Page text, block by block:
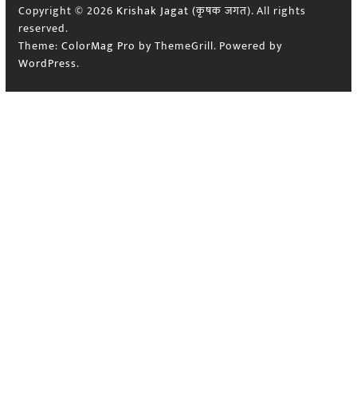
Copyright © 2026 Krishak Jagat (कृषक जगत). All rights
reserved.
Theme: ColorMag Pro by ThemeGrill. Powered by
WordPress.